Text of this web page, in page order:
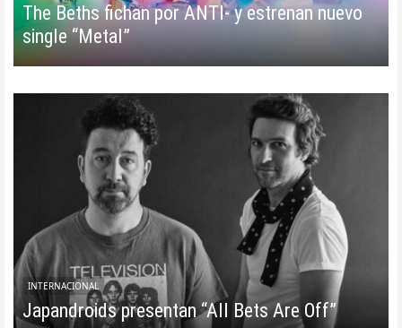
The Beths fichan por ANTI- y estrenan nuevo
single “Metal”
INTERNACIONAL
Japandroids presentan “All Bets Are Off”